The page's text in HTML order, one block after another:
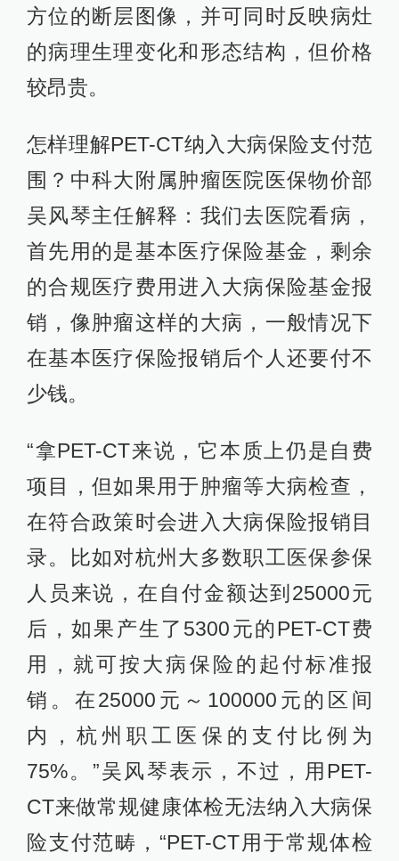
方位的断层图像，并可同时反映病灶
的病理生理变化和形态结构，但价格
较昂贵。
怎样理解PET-CT纳入大病保险支付范
围？中科大附属肿瘤医院医保物价部
吴风琴主任解释：我们去医院看病，
首先用的是基本医疗保险基金，剩余
的合规医疗费用进入大病保险基金报
销，像肿瘤这样的大病，一般情况下
在基本医疗保险报销后个人还要付不
少钱。
“拿PET-CT来说，它本质上仍是自费
项目，但如果用于肿瘤等大病检查，
在符合政策时会进入大病保险报销目
录。比如对杭州大多数职工医保参保
人员来说，在自付金额达到25000元
后，如果产生了5300元的PET-CT费
用，就可按大病保险的起付标准报
销。在25000元～100000元的区间
内，杭州职工医保的支付比例为
75%。”吴风琴表示，不过，用PET-
CT来做常规健康体检无法纳入大病保
险支付范畴，“PET-CT用于常规体检